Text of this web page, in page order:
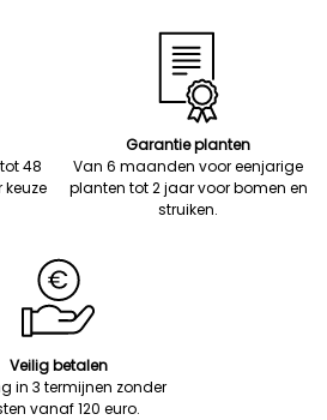
48
Garantie planten
Van 6 maanden voor eenjarige
planten tot 2 jaar voor bomen en
struiken.
Veilig betalen
in 3 termijnen zonder
vanaf 120 euro.